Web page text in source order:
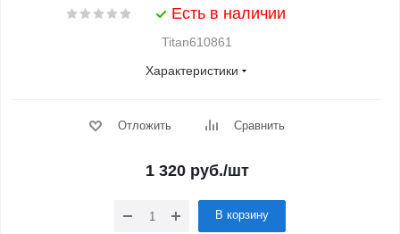
Есть в наличии
Titan610861
Характеристики
Отложить Сравнить
1 320руб./шт
В корзину